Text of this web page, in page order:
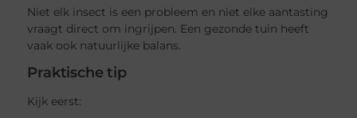
Niet elk insect is een probleem en niet elke aantasting
vraagt direct om ingrijpen. Een gezonde tuin heeft
vaak ook natuurlijke balans.
Praktische tip
Kijk eerst: